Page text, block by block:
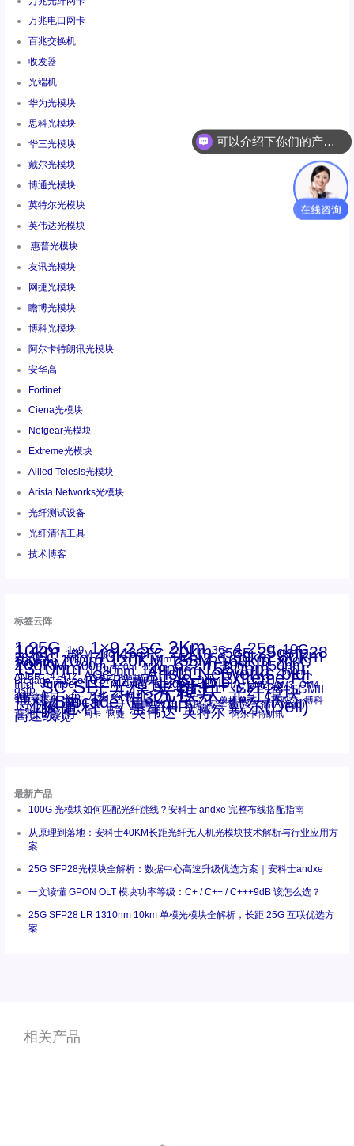
万兆电口网卡
百兆交换机
收发器
光端机
华为光模块
思科光模块
华三光模块
戴尔光模块
博通光模块
英特尔光模块
英伟达光模块
惠普光模块
友讯光模块
网捷光模块
瞻博光模块
博科光模块
阿尔卡特朗讯光模块
安华高
Fortinet
Ciena光模块
Netgear光模块
Extreme光模块
Allied Telesis光模块
Arista Networks光模块
光纤测试设备
光纤清洁工具
技术博客
标签云阵
1.25G 1x9 1×9 2.5G 2Km 3G 4.25g 10G
10km 15KM 16G 16GFC 20km 25GE 25gsfp28
28.05G 30km 40Km 50m 53.125G 60km 80km
100km 100m 120KM 155M 160km 200G
200KM 300m 400m 550m 622m 800G 850nm
1310nm 1330nm 1490nm 1550nm 2500m
ANBR-1414TZ AOC Arista Arista Networks bidi
Brocade Cisco CSFP光模块 DAC Dell Extreme FC
Intel Juniper LC MPO-LC Netgear NVIDIA OM2 OM3 OM4
qsfp SC SFF光模块 SFP+ SFP28 SGMII
st螺纹接口 xfp 万兆 交换机 光模块 光纤模块
千兆光模块 华三 华三(H3C) 华为 单模单芯 单模双芯 博科
博科(Brocade) 博通 友讯 多模 安华高 安华高(Avago)
工业级 思科 惠普 惠普(HP) 戴尔 戴尔(Dell)
百兆 瞻博 网卡 网捷 英伟达 英特尔 阿尔卡特朗讯
高速线缆
最新产品
100G 光模块如何匹配光纤跳线？安科士 andxe 完整布线搭配指南
从原理到落地：安科士40KM长距光纤无人机光模块技术解析与行业应用方
案
25G SFP28光模块全解析：数据中心高速升级优选方案｜安科士andxe
一文读懂 GPON OLT 模块功率等级：C+ / C++ / C+++9dB 该怎么选？
25G SFP28 LR 1310nm 10km 单模光模块全解析，长距 25G 互联优选方
案
相关产品
你们是怎么收费的呢